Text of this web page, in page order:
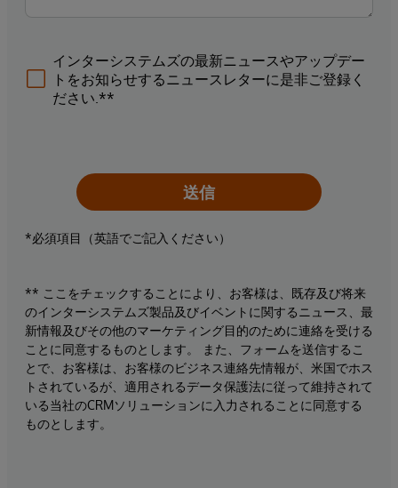
インターシステムズの最新ニュースやアップデー
トをお知らせするニュースレターに是非ご登録く
ださい.**
送信
*必須項目（英語でご記入ください）
** ここをチェックすることにより、お客様は、既存及び将来
のインターシステムズ製品及びイベントに関するニュース、最
新情報及びその他のマーケティング目的のために連絡を受ける
ことに同意するものとします。 また、フォームを送信するこ
とで、お客様は、お客様のビジネス連絡先情報が、米国でホス
トされているが、適用されるデータ保護法に従って維持されて
いる当社のCRMソリューションに入力されることに同意する
ものとします。